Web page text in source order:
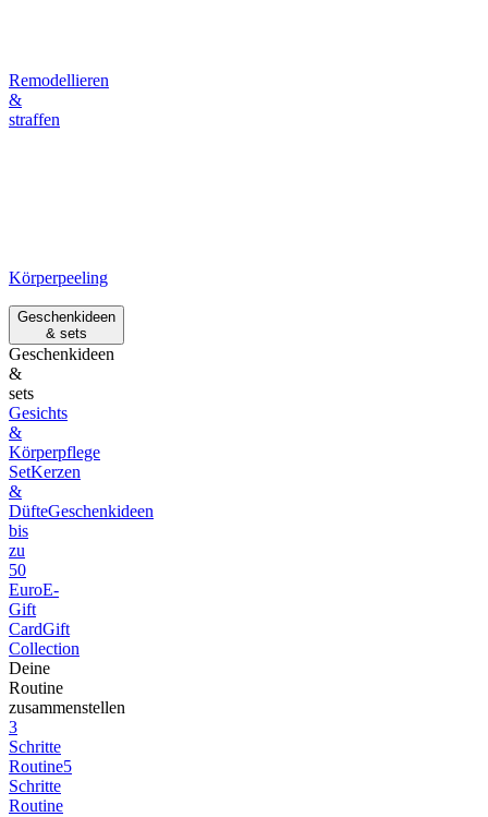
Remodellieren
&
straffen
Körperpeeling
Geschenkideen
& sets
Geschenkideen
&
sets
Gesichts
&
Körperpflege
SetKerzen
&
DüfteGeschenkideen
bis
zu
50
EuroE-
Gift
CardGift
Collection
Deine
Routine
zusammenstellen
3
Schritte
Routine5
Schritte
Routine